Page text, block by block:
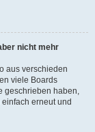
nicht mehr
aus verschieden
viele Boards
geschrieben haben,
erneut und